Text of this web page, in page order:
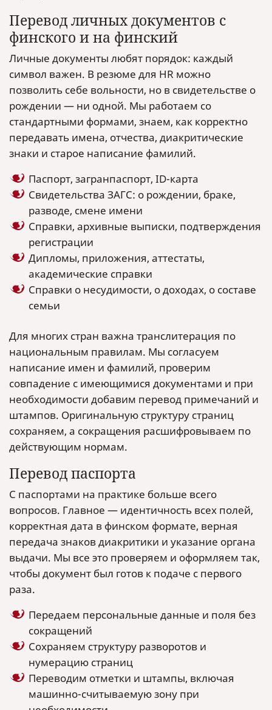
Перевод личных документов с
финского и на финский
Личные документы любят порядок: каждый
символ важен. В резюме для HR можно
позволить себе вольности, но в свидетельстве о
рождении — ни одной. Мы работаем со
стандартными формами, знаем, как корректно
передавать имена, отчества, диакритические
знаки и старое написание фамилий.
Паспорт, загранпаспорт, ID-карта
Свидетельства ЗАГС: о рождении, браке,
разводе, смене имени
Справки, архивные выписки, подтверждения
регистрации
Дипломы, приложения, аттестаты,
академические справки
Справки о несудимости, о доходах, о составе
семьи
Для многих стран важна транслитерация по
национальным правилам. Мы согласуем
написание имен и фамилий, проверим
совпадение с имеющимися документами и при
необходимости добавим перевод примечаний и
штампов. Оригинальную структуру страниц
сохраняем, а сокращения расшифровываем по
действующим нормам.
Перевод паспорта
С паспортами на практике больше всего
вопросов. Главное — идентичность всех полей,
корректная дата в финском формате, верная
передача знаков диакритики и указание органа
выдачи. Мы все это проверяем и оформляем так,
чтобы документ был готов к подаче с первого
раза.
Передаем персональные данные и поля без
сокращений
Сохраняем структуру разворотов и
нумерацию страниц
Переводим отметки и штампы, включая
машинно-считываемую зону при